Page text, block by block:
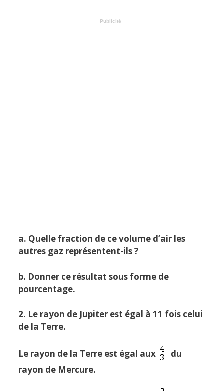
Publicité
a. Quelle fraction de ce volume d’air les
autres gaz représentent-ils ?
b. Donner ce résultat sous forme de
pourcentage.
2. Le rayon de Jupiter est égal à 11 fois celui
de la Terre.
Le rayon de la Terre est égal aux
du
rayon de Mercure.